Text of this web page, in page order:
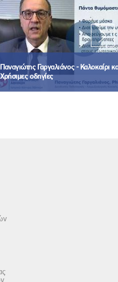
Παναγιώτης Γαργαλιάνος - Καλοκαίρι
Χρήσιμες οδηγίες